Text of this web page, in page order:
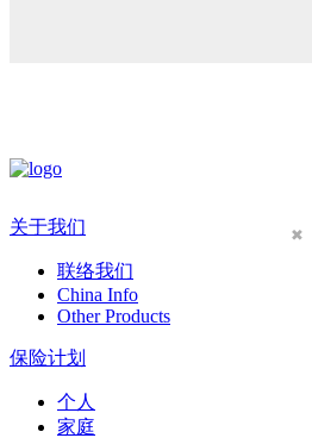
关于我们
联络我们
China Info
Other Products
保险计划
个人
家庭
✖